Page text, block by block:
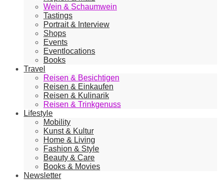
Wein & Schaumwein
Tastings
Portrait & Interview
Shops
Events
Eventlocations
Books
Travel
Reisen & Besichtigen
Reisen & Einkaufen
Reisen & Kulinarik
Reisen & Trinkgenuss
Lifestyle
Mobility
Kunst & Kultur
Home & Living
Fashion & Style
Beauty & Care
Books & Movies
Newsletter